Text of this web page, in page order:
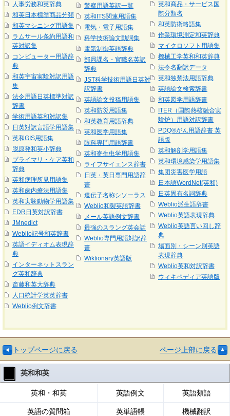
人事労務和英辞典
和英日本標準商品分類
和英マシニング用語集
ラムサール条約用語和
英対訳集
コンピューター用語辞
典
和英宇宙実験対訳用語
集
法令用語日英標準対訳
辞書
学術用語英和対訳集
日英対訳言語学用語集
英和GIS用語集
脱原発和英小辞典
プライマリ・ケア英和
辞典
英和病理所見用語集
英和歯内療法用語集
英和実験動物学用語集
EDR日英対訳辞書
JMnedict
Weblio記号和英辞書
英語イディオム表現辞
典
インターネットスラン
グ英和辞典
斎藤和英大辞典
人口統計学英英辞書
Weblio例文辞書
警察用語英訳一覧
英和ITS関連用語集
電気・電子用語集
科学技術論文動詞集
電気制御英語辞典
部局課名・官職名英訳
辞典
JST科学技術用語日英対
訳辞書
英語論文投稿用語集
英和防災用語集
和英教育用語辞典
英和医学用語集
眼科専門用語辞書
英和寄生虫学用語集
ライフサイエンス辞書
日英・英日専門用語辞
書
遺伝子名称シソーラス
Weblio和製英語辞書
メール英語例文辞書
最強のスラング英会話
Weblio専門用語対訳辞
書
Wiktionary英語版
英和商品・サービス国
際分類名
和英防衛略語集
作業環境測定和英辞典
マイクロソフト用語集
機械工学英和和英辞典
法令名翻訳データ
英和独禁法用語辞典
英語論文検索辞書
和英図学用語辞書
ITER（国際熱核融合実
験炉）用語対訳辞書
PDQ®がん用語辞書 英
語版
英和解剖学用語集
英和環境感染学用語集
集団災害医学用語
日本語WordNet(英和)
日英固有名詞辞典
Weblio派生語辞書
Weblio英語表現辞典
Weblio英語言い回し辞
典
場面別・シーン別英語
表現辞典
Weblio英和対訳辞書
ウィキペディア英語版
トップページに戻る ページ上部に戻る
英和和英
英和・和英 英語例文 英語類語
英語の質問箱 英単語帳 機械翻訳